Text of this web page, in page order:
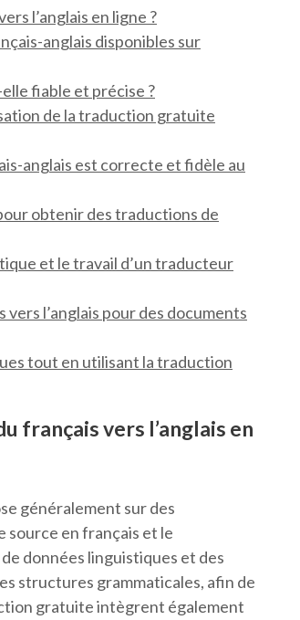
l’anglais en ligne ?
anglais disponibles sur
fiable et précise ?
de la traduction gratuite
anglais est correcte et fidèle au
obtenir des traductions de
et le travail d’un traducteur
l’anglais pour des documents
tout en utilisant la traduction
français vers l’anglais en
généralement sur des
en français et le
données linguistiques et des
structures grammaticales, afin de
gratuite intègrent également